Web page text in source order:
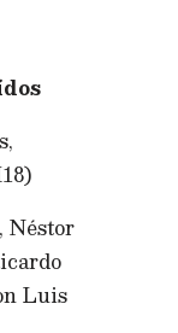
Néstor
Luis